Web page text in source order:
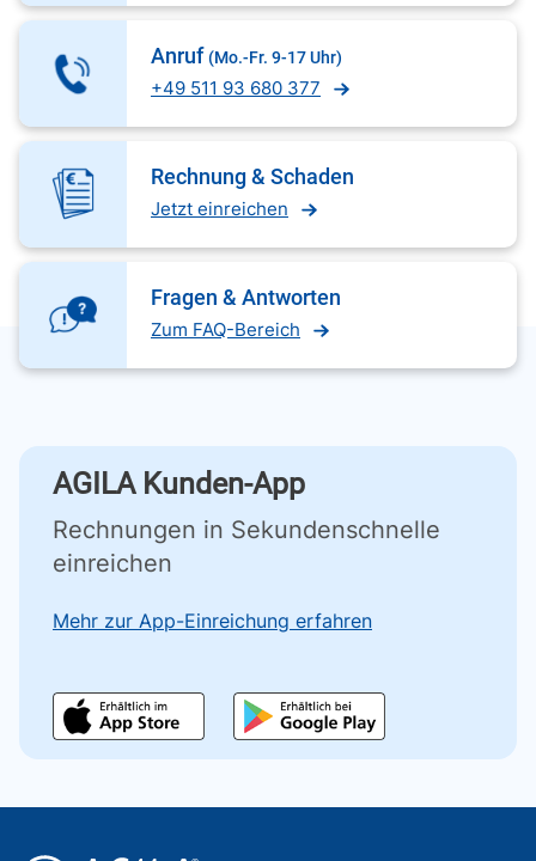
Anruf (Mo.-Fr. 9-17 Uhr)
+49 511 93 680 377
Rechnung & Schaden
Jetzt einreichen
Fragen & Antworten
Zum FAQ-Bereich
AGILA Kunden-App
Rechnungen in Sekundenschnelle
einreichen
Mehr zur App-Einreichung erfahren